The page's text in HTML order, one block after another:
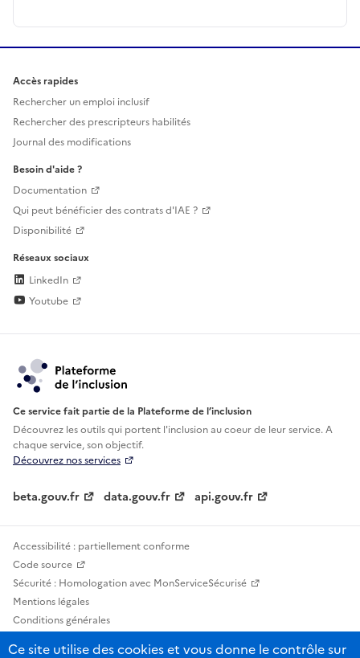
Accès rapides
Rechercher un emploi inclusif
Rechercher des prescripteurs habilités
Journal des modifications
Besoin d'aide ?
Documentation
Qui peut bénéficier des contrats d'IAE ?
Disponibilité
Réseaux sociaux
LinkedIn
Youtube
Ce service fait partie de la Plateforme de l’inclusion
Découvrez les outils qui portent l'inclusion aucoeur de leur service. A
chaque service, son objectif.
Découvrez nos services
beta.gouv.fr data.gouv.fr api.gouv.fr
Accessibilité : partiellement conforme
Code source
Sécurité : Homologation avec MonServiceSécurisé
Mentions légales
Conditions générales
Ce site utilise des cookies et vous donne le contrôle sur